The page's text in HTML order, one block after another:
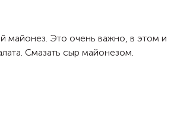
майонез. Это очень важно, в этом и
Смазать сыр майонезом.